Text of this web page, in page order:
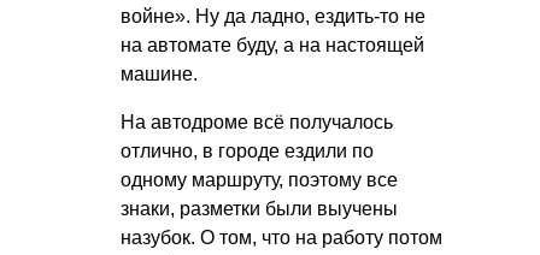
войне». Ну да ладно, ездить-то не
на автомате буду, а на настоящей
машине.
На автодроме всё получалось
отлично, в городе ездили по
одному маршруту, поэтому все
знаки, разметки были выучены
назубок. О том, что на работу потом